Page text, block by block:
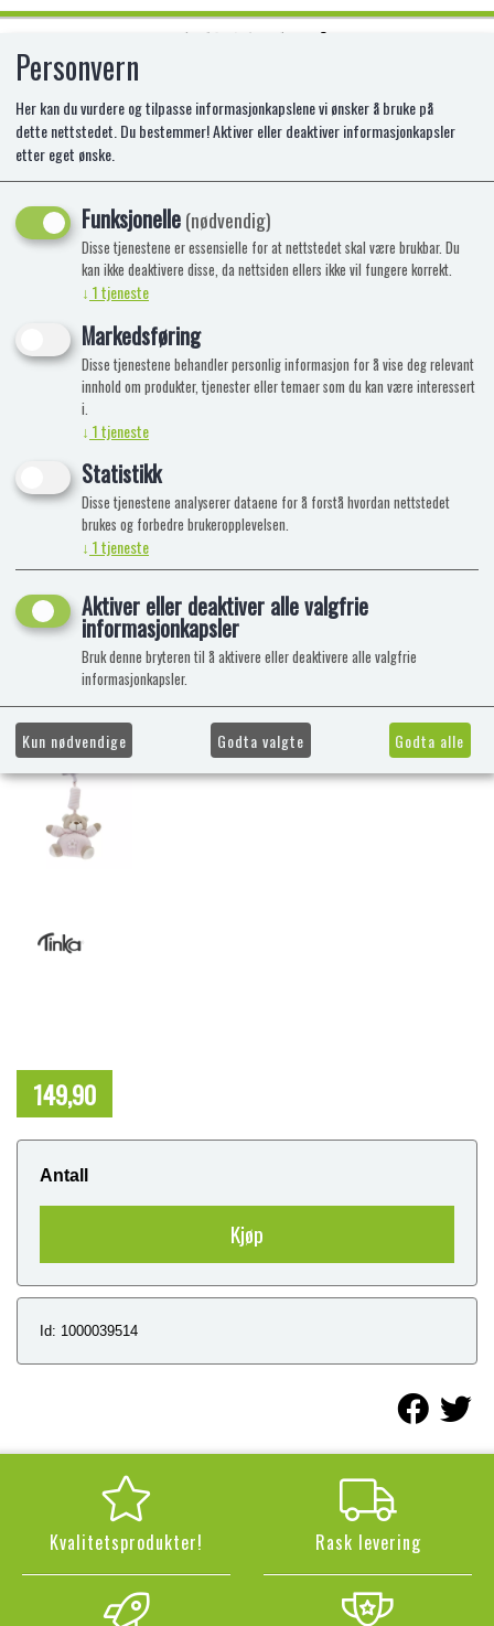
RANGLE BAMSE ROSA M/KLYPE
TINKA BAB
149,90
Antall
Kjøp
Id: 1000039514
Kvalitetsprodukter! Rask levering
Personvern
Her kan du vurdere og tilpasse informasjonkapslene vi ønsker å bruke på
dette nettstedet. Du bestemmer! Aktiver eller deaktiver informasjonkapsler
etter eget ønske.
Funksjonelle(nødvendig)
Disse tjenestene er essensielle for at nettstedet skal være brukbar. Du
kan ikke deaktivere disse, da nettsiden ellers ikke vil fungere korrekt.
↓ 1tjeneste
Markedsføring
Disse tjenestene behandler personlig informasjon for å vise deg relevant
innhold om produkter, tjenester eller temaer som du kan være interessert
i.
↓ 1tjeneste
Statistikk
Disse tjenestene analyserer dataene for å forstå hvordan nettstedet
brukes og forbedre brukeropplevelsen.
↓ 1tjeneste
Aktiver eller deaktiver alle valgfrie
informasjonkapsler
Bruk denne bryteren til å aktivere eller deaktivere alle valgfrie
informasjonkapsler.
Kun nødvendige Godta valgte Godta alle